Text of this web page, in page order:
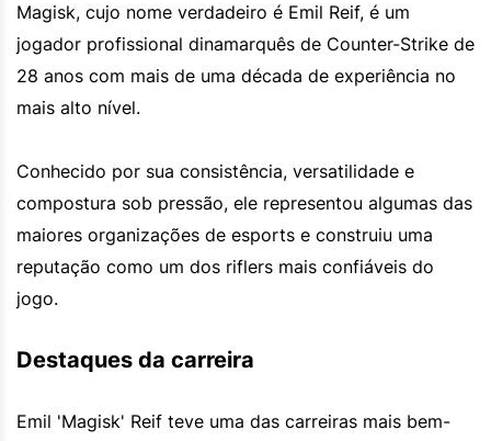
Magisk, cujo nome verdadeiro é Emil Reif, é um
jogador profissional dinamarquês de Counter-Strike de
28 anos com mais de uma década de experiência no
mais alto nível.
Conhecido por sua consistência, versatilidade e
compostura sob pressão, ele representou algumas das
maiores organizações de esports e construiu uma
reputação como um dos riflers mais confiáveis do
jogo.
Destaques da carreira
Emil 'Magisk' Reif teve uma das carreiras mais bem-